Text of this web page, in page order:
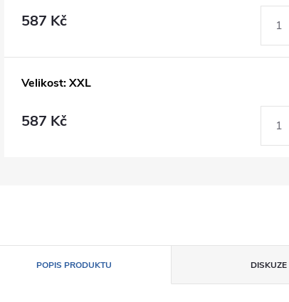
587 Kč
Velikost: XXL
587 Kč
POPIS PRODUKTU DISKUZE